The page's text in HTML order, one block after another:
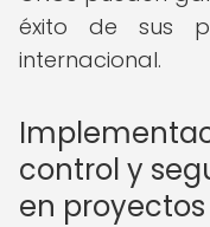
éxito de sus
internacional.
control y
en